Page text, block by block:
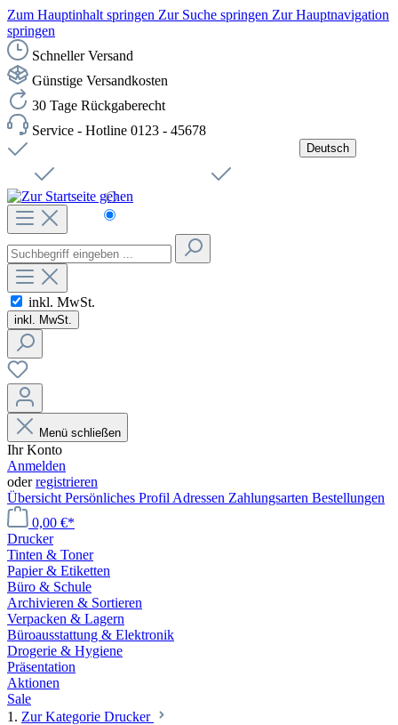
Zum Hauptinhalt springen Zur Suche springen Zur Hauptnavigation
springen
Schneller Versand
Günstige Versandkosten
30 Tage Rückgaberecht
Service - Hotline 0123 - 45678
Deutsch
Čeština
inkl. MwSt.
inkl. MwSt.
Menü schließen
Ihr Konto
Anmelden
oderregistrieren
Übersicht Persönliches Profil Adressen Zahlungsarten Bestellungen
0,00 €*
Drucker
Tinten & Toner
Papier & Etiketten
Büro & Schule
Archivieren & Sortieren
Verpacken & Lagern
Büroausstattung & Elektronik
Drogerie & Hygiene
Präsentation
Aktionen
Sale
1. Zur Kategorie Drucker